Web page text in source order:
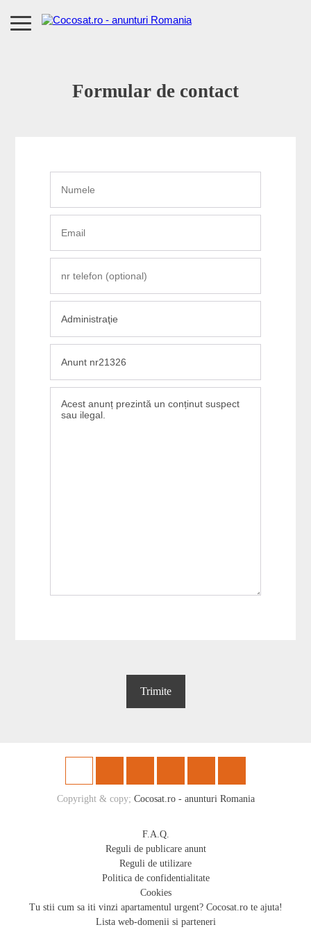
Formular de contact
Copyright & copy; Cocosat.ro - anunturi Romania
F.A.Q.
Reguli de publicare anunt
Reguli de utilizare
Politica de confidentialitate
Cookies
Tu stii cum sa iti vinzi apartamentul urgent? Cocosat.ro te ajuta!
Lista web-domenii si parteneri